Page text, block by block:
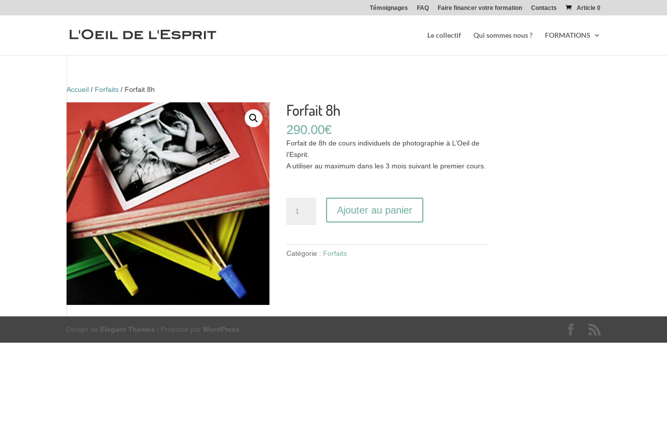
Témoignages FAQ Faire financer votre formation Contacts Article 0
Le collectif Qui sommes nous ? FORMATIONS
Accueil / Forfaits / Forfait 8h
Forfait 8h
290.00€
Forfait de 8h de cours individuels de photographie à L’Oeil de
l’Esprit.
A utiliser au maximum dans les 3 mois suivant le premier cours.
Ajouter au panier
Catégorie : Forfaits
Design de Elegant Themes | Propulsé parWordPress